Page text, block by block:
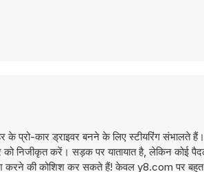
के प्रो-कार ड्राइवर बनने के लिए स्टीयरिंग संभालते हैं।
निजीकृत करें। सड़क पर यातायात है, लेकिन कोई पैदल
की कोशिश कर सकते हैं! केवल y8.com पर बहुत